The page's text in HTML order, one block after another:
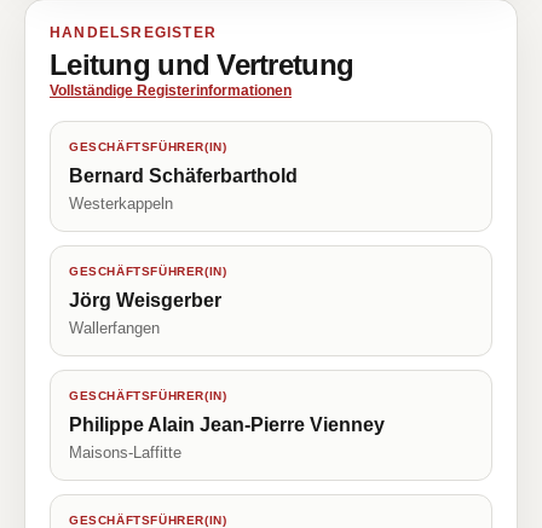
HANDELSREGISTER
Leitung und Vertretung
Vollständige Registerinformationen
GESCHÄFTSFÜHRER(IN)
Bernard Schäferbarthold
Westerkappeln
GESCHÄFTSFÜHRER(IN)
Jörg Weisgerber
Wallerfangen
GESCHÄFTSFÜHRER(IN)
Philippe Alain Jean-Pierre Vienney
Maisons-Laffitte
GESCHÄFTSFÜHRER(IN)